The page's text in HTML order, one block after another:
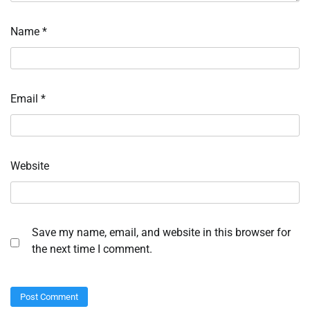
Name *
Email *
Website
Save my name, email, and website in this browser for
the next time I comment.